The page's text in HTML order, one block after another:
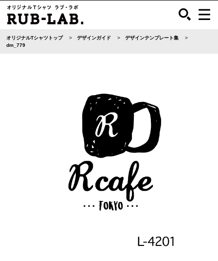
オリジナルTシャツトップ デザインガイド
デザインテンプレート集
dm_779